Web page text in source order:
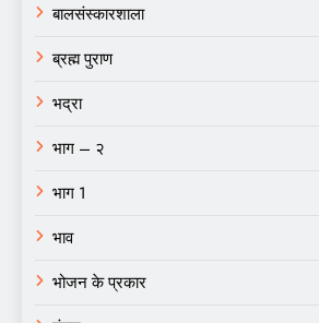
बालसंस्कारशाला
ब्रह्म पुराण
भद्रा
भाग – २
भाग 1
भाव
भोजन के प्रकार